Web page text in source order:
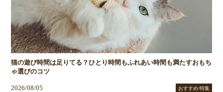
猫の遊び時間は足りてる？ひとり時間もふれあい時間も満たすおもち
ゃ選びのコツ
2026/08/05 おすすめ/特集